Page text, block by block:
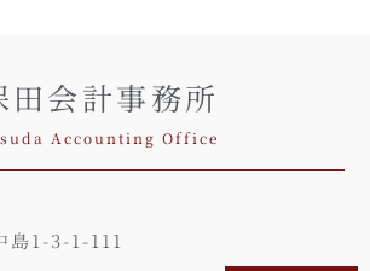
田会計事務所
Accounting Office
島1-3-1-111